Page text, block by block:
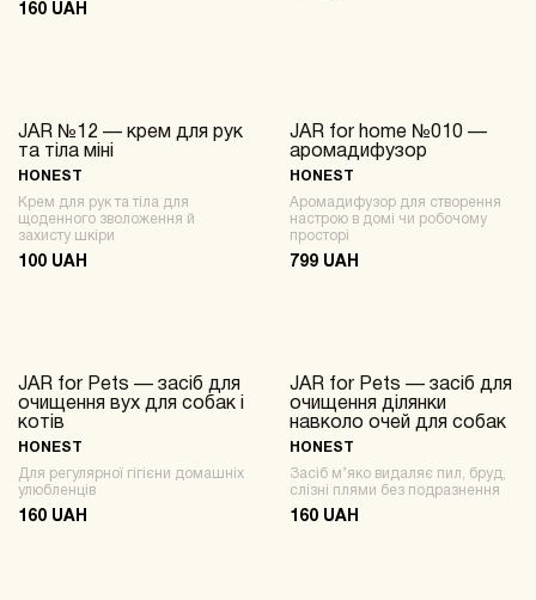
160 UAH
NEW
JAR №12 — крем для рук
та тіла міні
HONEST
Крем для рук та тіла для
щоденного зволоження й
захисту шкіри
100 UAH
NEW
JAR for home №010 —
аромадифузор
HONEST
Аромадифузор для створення
настрою в домі чи робочому
просторі
799 UAH
NEW
JAR for Pets — засіб для
очищення вух для собак і
котів
HONEST
Для регулярної гігієни домашніх
улюбленців
160 UAH
NEW
JAR for Pets — засіб для
очищення ділянки
навколо очей для собак
HONEST
Засіб м’яко видаляє пил, бруд,
слізні плями без подразнення
160 UAH